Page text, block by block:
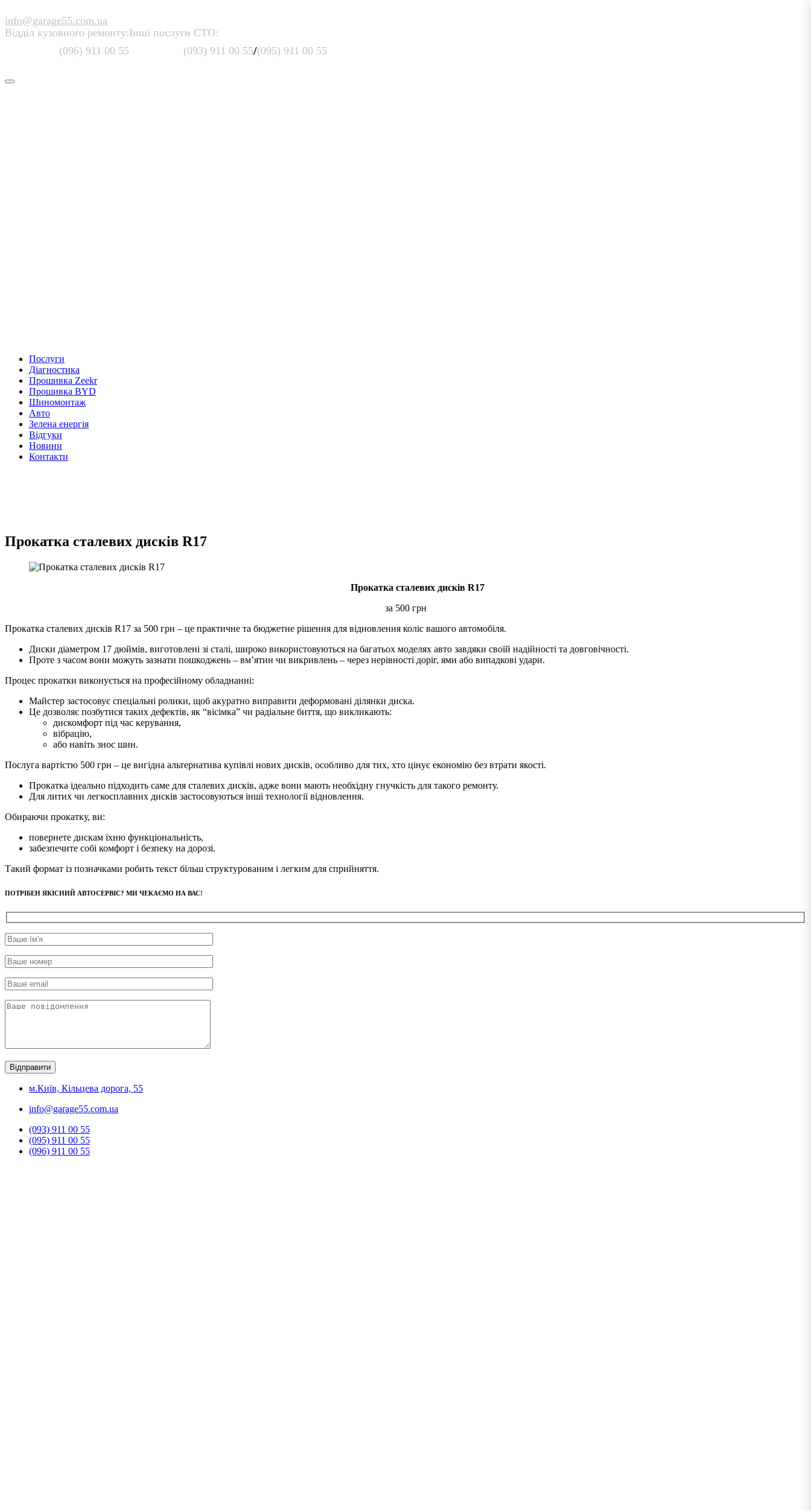
info@garage55.com.ua
Відділ кузовного ремонту:
(096) 911 00 55
Інші послуги СТО:
(093) 911 00 55/(095) 911 00 55
Послуги
Діагностика
Прошивка Zeekr
Прошивка BYD
Шиномонтаж
Авто
Зелена енергія
Відгуки
Новини
Контакти
Прокатка сталевих дисків R17
Прокатка сталевих дисків R17
за 500 грн
Прокатка сталевих дисків R17 за 500 грн – це практичне та бюджетне рішення для відновлення коліс вашого автомобіля.
Диски діаметром 17 дюймів, виготовлені зі сталі, широко використовуються на багатьох моделях авто завдяки своїй надійності та довговічності.
Проте з часом вони можуть зазнати пошкоджень – вм’ятин чи викривлень – через нерівності доріг, ями або випадкові удари.
Процес прокатки виконується на професійному обладнанні:
Майстер застосовує спеціальні ролики, щоб акуратно виправити деформовані ділянки диска.
Це дозволяє позбутися таких дефектів, як “вісімка” чи радіальне биття, що викликають:
дискомфорт під час керування,
вібрацію,
або навіть знос шин.
Послуга вартістю 500 грн – це вигідна альтернатива купівлі нових дисків, особливо для тих, хто цінує економію без втрати якості.
Прокатка ідеально підходить саме для сталевих дисків, адже вони мають необхідну гнучкість для такого ремонту.
Для литих чи легкосплавних дисків застосовуються інші технології відновлення.
Обираючи прокатку, ви:
повернете дискам їхню функціональність,
забезпечите собі комфорт і безпеку на дорозі.
Такий формат із позначками робить текст більш структурованим і легким для сприйняття.
ПОТРІБЕН ЯКІСНИЙ АВТОСЕРВІС? МИ ЧЕКАЄМО НА ВАС!
м.Київ, Кільцева дорога, 55
info@garage55.com.ua
(093) 911 00 55
(095) 911 00 55
(096) 911 00 55